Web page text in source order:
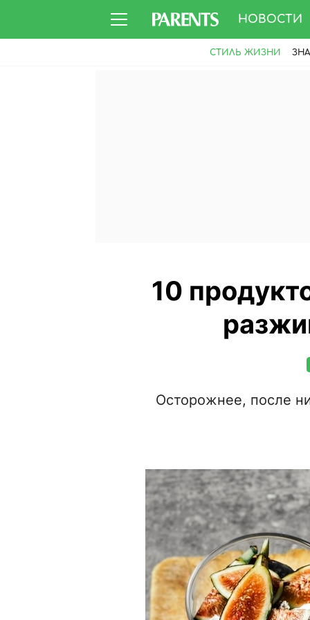
НОВОСТИ
СТИЛЬ ЖИЗНИ
10
Осторожнее, после